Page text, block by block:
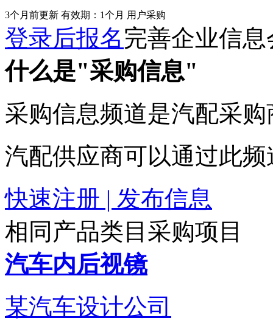
3个月前更新 有效期：1个月 用户采购
登录后报名完善企业信
什么是"采购信息"
采购信息频道是汽配采
汽配供应商可以通过此
快速注册 | 发布信息
相同产品类目采购项目
汽车内后视镜
某汽车设计公司